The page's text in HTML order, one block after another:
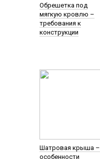
Обрешетка под
мягкую кровлю –
требования к
конструкции
Шатровая крыша –
особенности